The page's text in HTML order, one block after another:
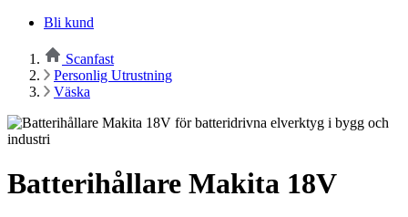
Bli kund
Scanfast
Personlig Utrustning
Väska
Batterihållare Makita 18V